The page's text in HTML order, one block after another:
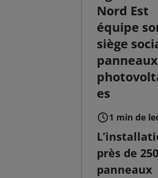
Nord Est
équipe
siège
panneaux
es
1 min de
près de 250
panneaux